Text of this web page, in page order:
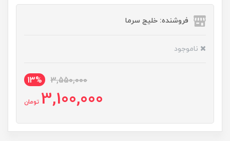
فروشنده: خلیج سرما
ناموجود
3,550,000
13%
3,100,000 تومان